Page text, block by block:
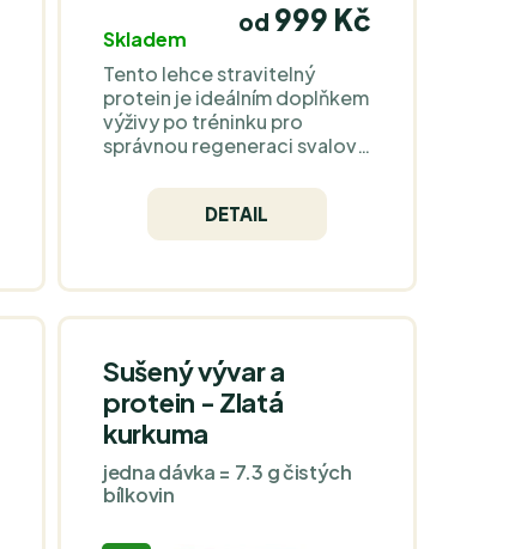
Skladem
od 999 Kč
Tento lehce stravitelný
protein je ideálním doplňkem
výživy po tréninku pro
správnou regeneraci svalové
bez aditiv.
DETAIL
Sušený vývar a
protein - Zlatá
kurkuma
jedna dávka = 7.3 g čistých
bílkovin